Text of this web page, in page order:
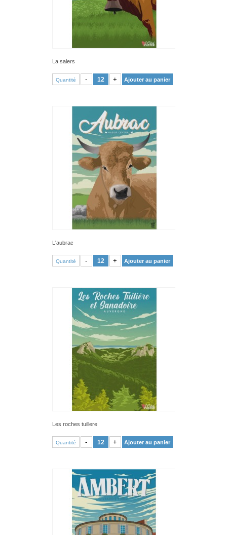
La salers
Quantité - + Ajouter au panier
L'aubrac
Quantité - + Ajouter au panier
Les roches tuillere
Quantité - + Ajouter au panier